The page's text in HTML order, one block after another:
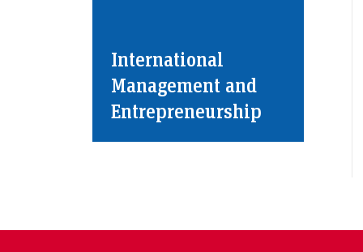
International
Management and
Entrepreneurship